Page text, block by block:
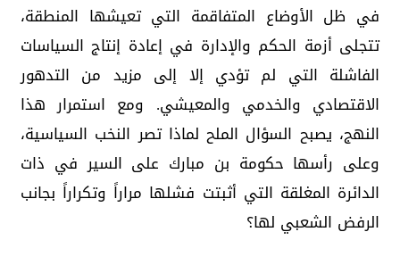
في ظل الأوضاع المتفاقمة التي تعيشها المنطقة،
تتجلى أزمة الحكم والإدارة في إعادة إنتاج السياسات
الفاشلة التي لم تؤدي إلا إلى مزيد من التدهور
الاقتصادي والخدمي والمعيشي. ومع استمرار هذا
النهج، يصبح السؤال الملح لماذا تصر النخب السياسية،
وعلى رأسها حكومة بن مبارك على السير في ذات
الدائرة المغلقة التي أثبتت فشلها مراراً وتكراراً بجانب
الرفض الشعبي لها؟